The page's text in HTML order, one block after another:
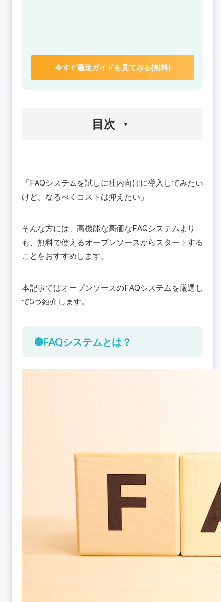
今すぐ選定ガイドを見てみる(無料)
目次
バックオフィスの問い合わせが減らせる
ナレッジとして蓄積し、社内の資産にできる
🟢オープンソースのFAQシステムとは
🟢オープンソースのFAQを使うメリット
🔴オープンソースのFAQを使うデメリット
phpBB
Question2Answer
💡FAQシステムをスムーズに導入する3つのポイ
社内の疑問や質問を収集・整理する
「FAQシステムを試しに社内向けに導入してみたい
けど、なるべくコストは抑えたい」
そんな方には、高機能な高価なFAQシステムより
も、無料で使えるオープンソースからスタートする
ことをおすすめします。
本記事ではオープンソースのFAQシステムを厳選し
て5つ紹介します。
🟢FAQシステムとは？